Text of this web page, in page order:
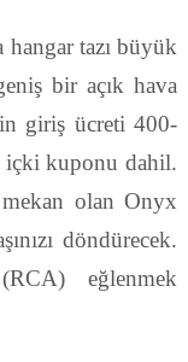
hangar tazı büyük
bir açık hava
giriş ücreti 400-
içki kuponu dahil.
olan Onyx
döndürecek.
eğlenmek